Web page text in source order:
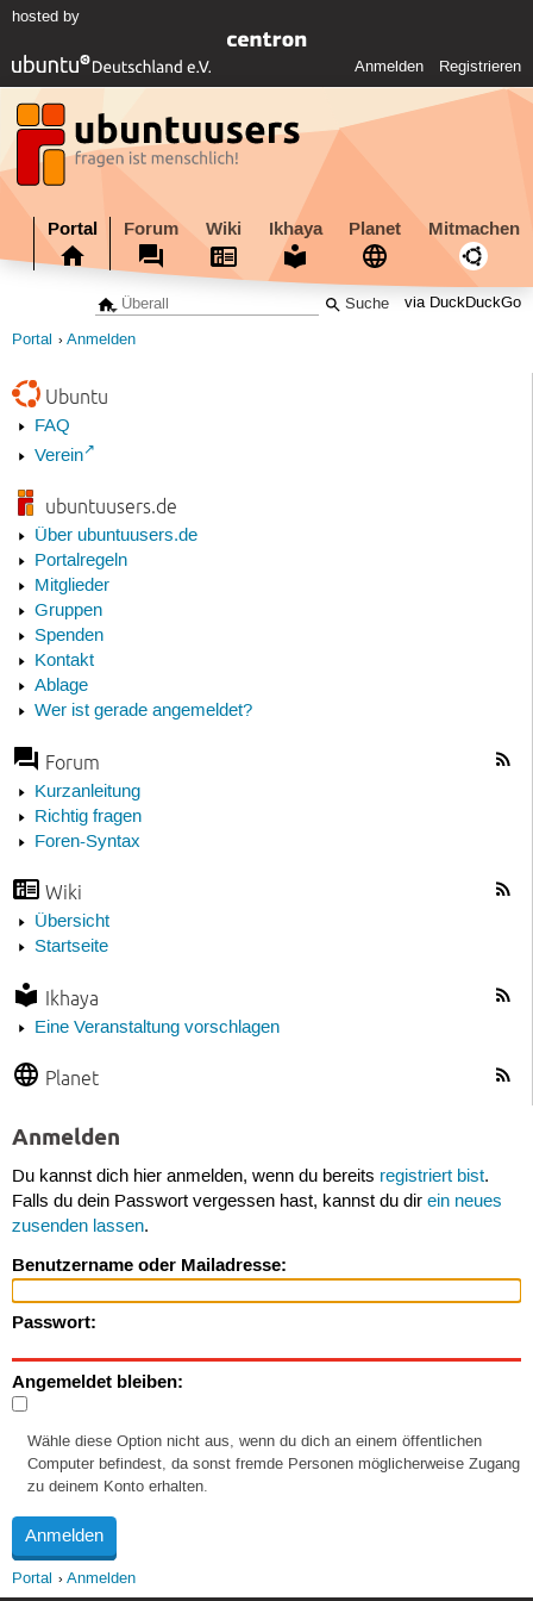
hosted by
Anmelden Registrieren
Portal Forum Wiki Ikhaya Planet Mitmachen
via DuckDuckGo
Portal Anmelden
Ubuntu
FAQ
Verein
ubuntuusers.de
Über ubuntuusers.de
Portalregeln
Mitglieder
Gruppen
Spenden
Kontakt
Ablage
Wer ist gerade angemeldet?
Forum
Kurzanleitung
Richtig fragen
Foren-Syntax
Wiki
Übersicht
Startseite
Ikhaya
Eine Veranstaltung vorschlagen
Planet
Anmelden
Du kannst dich hier anmelden, wenn du bereits registriert bist.
Falls du dein Passwort vergessen hast, kannst du dir ein neues
zusenden lassen.
Benutzername oder Mailadresse:
Passwort:
Angemeldet bleiben:
Wähle diese Option nicht aus, wenn du dich an einem öffentlichen
Computer befindest, da sonst fremde Personen möglicherweise Zugang
zu deinem Konto erhalten.
Portal Anmelden